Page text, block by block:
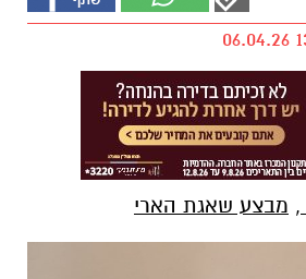
, מבצע שאגת הארי